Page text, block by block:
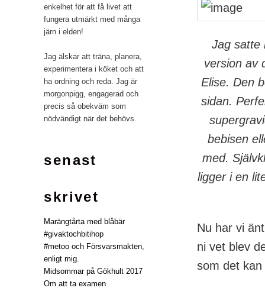
Jag satte
version av
Elise. Den
sidan.
bebisen
med.
ligger i en
Nu har vi
ni vet blev
som det
enkelhet för att få livet att
fungera utmärkt med många
järn i elden!
Jag älskar att träna, planera,
experimentera i köket och att
ha ordning och reda. Jag är
morgonpigg, engagerad och
precis så obekväm som
nödvändigt när det behövs.
senast
skrivet
Marängtårta med blåbär
#givaktochbitihop
#metoo och Försvarsmakten,
enligt mig.
Midsommar på Gökhult 2017
Om att ta examen